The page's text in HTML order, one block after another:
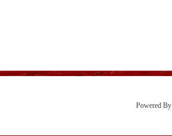
Powered By